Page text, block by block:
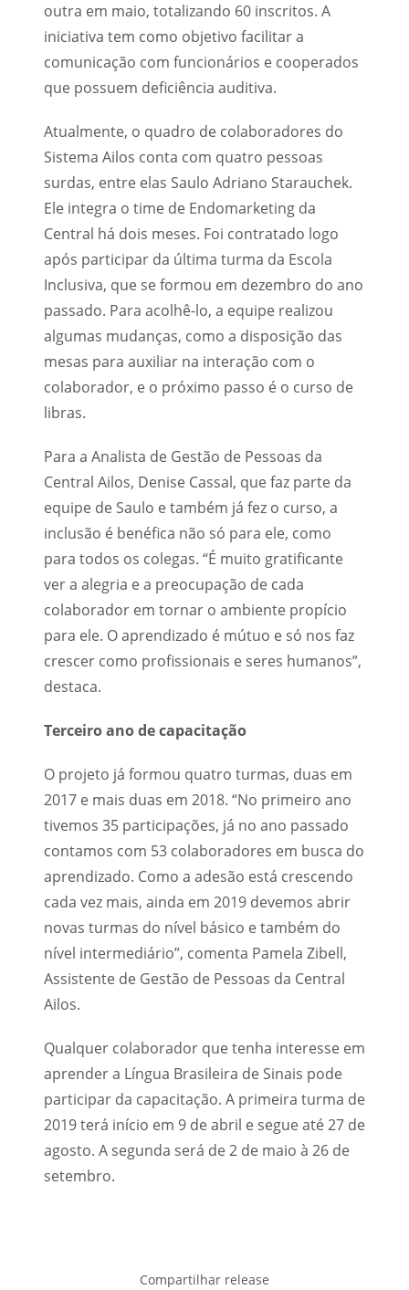
outra em maio, totalizando 60 inscritos. A
iniciativa tem como objetivo facilitar a
comunicação com funcionários e cooperados
que possuem deficiência auditiva.
Atualmente, o quadro de colaboradores do
Sistema Ailos conta com quatro pessoas
surdas, entre elas Saulo Adriano Starauchek.
Ele integra o time de Endomarketing da
Central há dois meses. Foi contratado logo
após participar da última turma da Escola
Inclusiva, que se formou em dezembro do ano
passado. Para acolhê-lo, a equipe realizou
algumas mudanças, como a disposição das
mesas para auxiliar na interação com o
colaborador, e o próximo passo é o curso de
libras.
Para a Analista de Gestão de Pessoas da
Central Ailos, Denise Cassal, que faz parte da
equipe de Saulo e também já fez o curso, a
inclusão é benéfica não só para ele, como
para todos os colegas. “É muito gratificante
ver a alegria e a preocupação de cada
colaborador em tornar o ambiente propício
para ele. O aprendizado é mútuo e só nos faz
crescer como profissionais e seres humanos”,
destaca.
Terceiro ano de capacitação
O projeto já formou quatro turmas, duas em
2017 e mais duas em 2018. “No primeiro ano
tivemos 35 participações, já no ano passado
contamos com 53 colaboradores em busca do
aprendizado. Como a adesão está crescendo
cada vez mais, ainda em 2019 devemos abrir
novas turmas do nível básico e também do
nível intermediário”, comenta Pamela Zibell,
Assistente de Gestão de Pessoas da Central
Ailos.
Qualquer colaborador que tenha interesse em
aprender a Língua Brasileira de Sinais pode
participar da capacitação. A primeira turma de
2019 terá início em 9 de abril e segue até 27 de
agosto. A segunda será de 2 de maio à 26 de
setembro.
Compartilhar release